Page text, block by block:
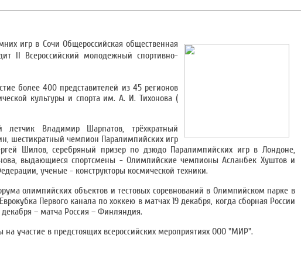
игр в Сочи Общероссийская общественная
II Всероссийский молодежный спортивно-
более 400 представителей из 45 регионов
культуры и спорта им. А. И. Тихонова (
Владимир Шарпатов, трёхкратный
шестикратный чемпион Паралимпийских игр
Шилов, серебряный призер по дзюдо Паралимпийских игр в Лондоне,
выдающиеся спортсмены - Олимпийские чемпионы Асланбек Хуштов и
ученые - конструкторы космической техники.
олимпийских объектов и тестовых соревнований в Олимпийском парке в
Первого канала по хоккею в матчах 19 декабря, когда сборная России
– матча Россия – Финляндия.
участие в предстоящих всероссийских мероприятиях ООО "МИР".